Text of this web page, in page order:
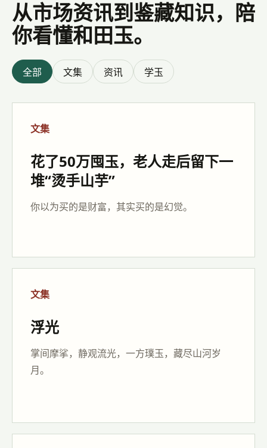
从市场资讯到鉴藏知识，陪
你看懂和田玉。
全部 文集 资讯 学玉
文集
花了50万囤玉，老人走后留下一
堆“烫手山芋”
你以为买的是财富，其实买的是幻觉。
文集
浮光
掌间摩挲，静观流光，一方璞玉，藏尽山河岁
月。